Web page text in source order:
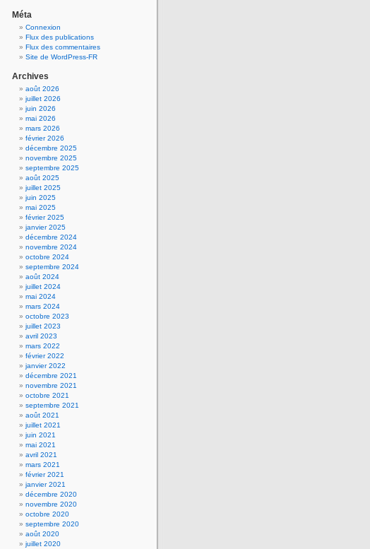
Méta
Connexion
Flux des publications
Flux des commentaires
Site de WordPress-FR
Archives
août 2026
juillet 2026
juin 2026
mai 2026
mars 2026
février 2026
décembre 2025
novembre 2025
septembre 2025
août 2025
juillet 2025
juin 2025
mai 2025
février 2025
janvier 2025
décembre 2024
novembre 2024
octobre 2024
septembre 2024
août 2024
juillet 2024
mai 2024
mars 2024
octobre 2023
juillet 2023
avril 2023
mars 2022
février 2022
janvier 2022
décembre 2021
novembre 2021
octobre 2021
septembre 2021
août 2021
juillet 2021
juin 2021
mai 2021
avril 2021
mars 2021
février 2021
janvier 2021
décembre 2020
novembre 2020
octobre 2020
septembre 2020
août 2020
juillet 2020